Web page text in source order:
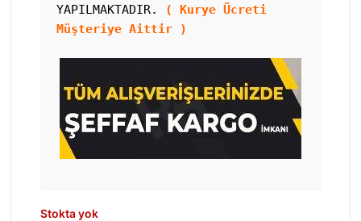
YAPILMAKTADIR.
( Kurye Ücreti
Müşteriye Aittir )
Stokta yok